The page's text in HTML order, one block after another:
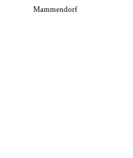
Mammendorf